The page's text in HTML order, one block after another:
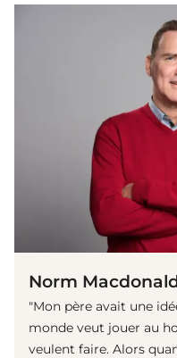
Norm
"Mon père avait une
monde veut jouer au
veulent faire. Alors